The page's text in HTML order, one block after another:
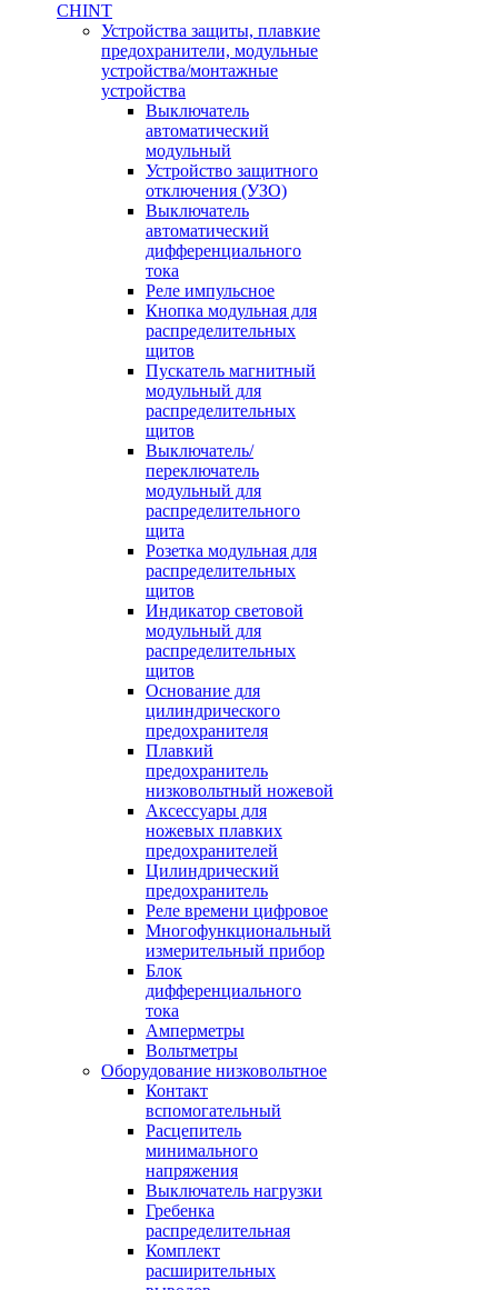
CHINT
Устройства защиты, плавкие
предохранители, модульные
устройства/монтажные
устройства
Выключатель
автоматический
модульный
Устройство защитного
отключения (УЗО)
Выключатель
автоматический
дифференциального
тока
Реле импульсное
Кнопка модульная для
распределительных
щитов
Пускатель магнитный
модульный для
распределительных
щитов
Выключатель/
переключатель
модульный для
распределительного
щита
Розетка модульная для
распределительных
щитов
Индикатор световой
модульный для
распределительных
щитов
Основание для
цилиндрического
предохранителя
Плавкий
предохранитель
низковольтный ножевой
Аксессуары для
ножевых плавких
предохранителей
Цилиндрический
предохранитель
Реле времени цифровое
Многофункциональный
измерительный прибор
Блок
дифференциального
тока
Амперметры
Вольтметры
Оборудование низковольтное
Контакт
вспомогательный
Расцепитель
минимального
напряжения
Выключатель нагрузки
Гребенка
распределительная
Комплект
расширительных